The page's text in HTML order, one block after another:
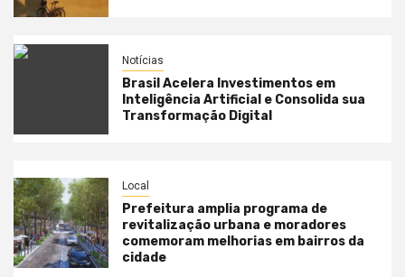
Notícias
Brasil Acelera Investimentos em
Inteligência Artificial e Consolida sua
Transformação Digital
Local
Prefeitura amplia programa de
revitalização urbana e moradores
comemoram melhorias em bairros da
cidade